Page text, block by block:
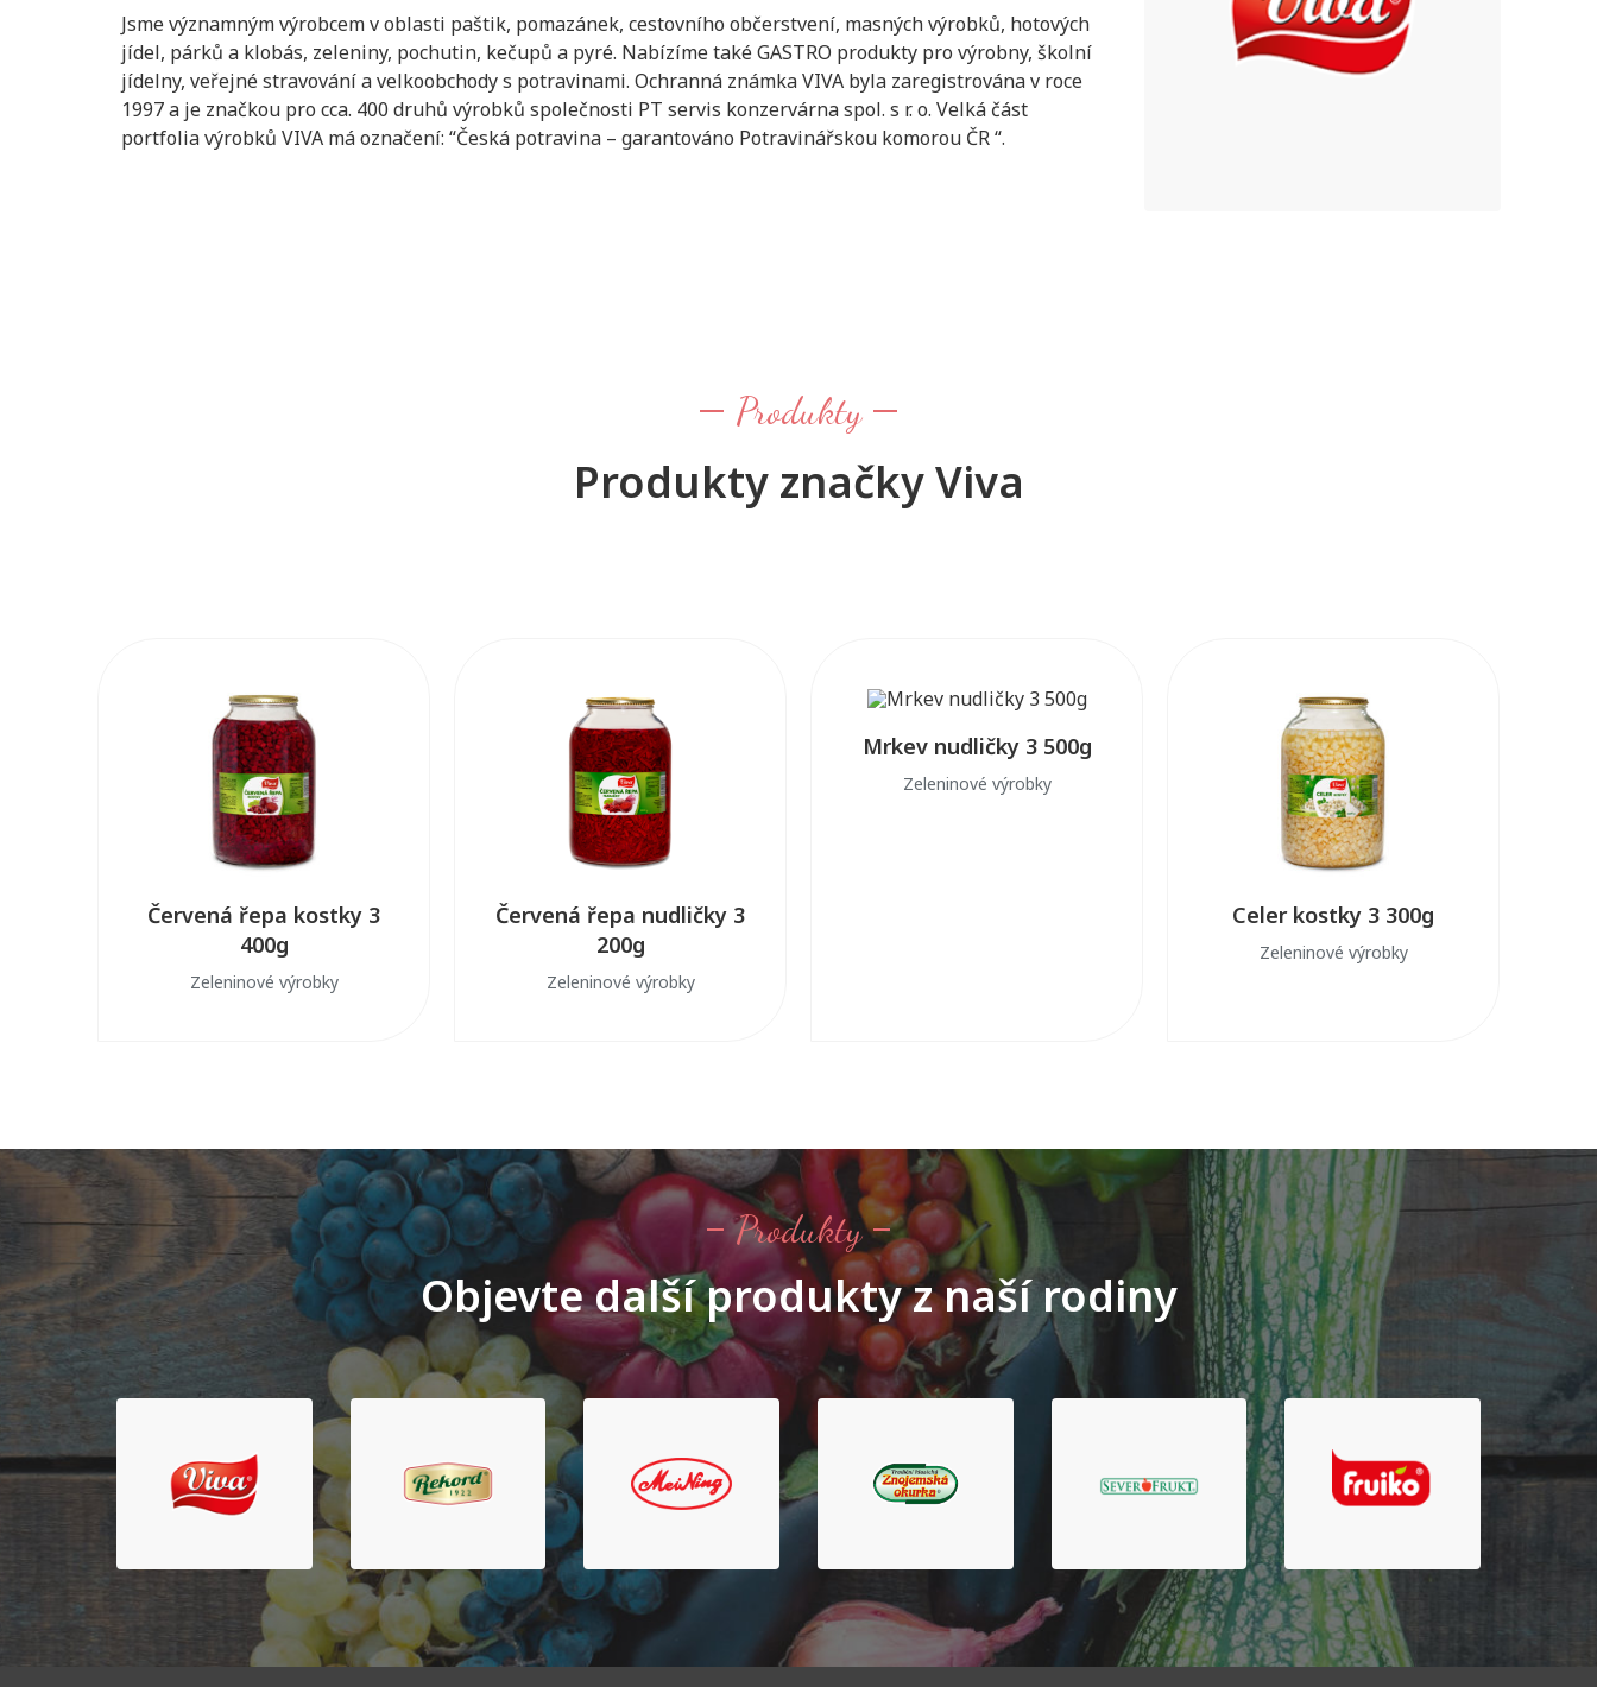
Jsme významným výrobcem v oblasti paštik, pomazánek, cestovního občerstvení, masných výrobků, hotových
jídel, párků a klobás, zeleniny, pochutin, kečupů a pyré. Nabízíme také GASTRO produkty pro výrobny, školní
jídelny, veřejné stravování a velkoobchody s potravinami. Ochranná známka VIVA byla zaregistrována v roce
1997 a je značkou pro cca. 400 druhů výrobků společnosti PT servis konzervárna spol. s r. o. Velká část
portfolia výrobků VIVA má označení: “Česká potravina – garantováno Potravinářskou komorou ČR “.
Produkty
Produkty značky Viva
Červená řepa kostky 3
400g
Zeleninové výrobky
Červená řepa nudličky 3
200g
Zeleninové výrobky
Mrkev nudličky 3 500g
Zeleninové výrobky
Celer kostky 3 300g
Zeleninové výrobky
Produkty
Objevte další produkty z naší rodiny